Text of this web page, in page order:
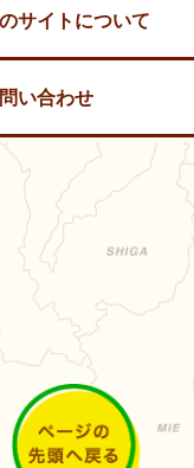
サイトについて
い合わせ